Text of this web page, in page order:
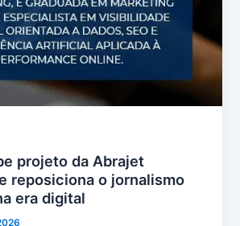
projeto da Abrajet
reposiciona o jornalismo
era digital